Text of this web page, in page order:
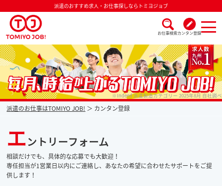
派遣のおすすめ求人・お仕事探しならトミヨジョブ
お仕事検索カンタン登録
派遣なら毎月時給が上がるトミヨジョブ ※Indeed 派遣製造カテゴリー 2025年8月 自社調べ
派遣のお仕事はTOMIYO JOB! カンタン登録
エントリーフォーム
相談だけでも、具体的な応募でも大歓迎！
専任担当が1営業日以内にご連絡し、あなたの希望に合わせたサポートをご提
供します！